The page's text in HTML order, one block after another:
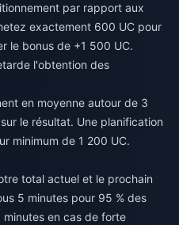
par rapport aux
exactement 600 UC pour
le bonus de +1 500 UC.
l'obtention des
en moyenne autour de 3
le résultat. Une planification
minimum de 1 200 UC.
total actuel et le prochain
5 minutes pour 95 % des
en cas de forte